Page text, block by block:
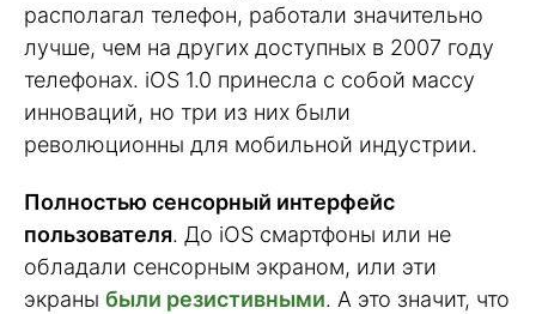
располагал телефон, работали значительно
лучше, чем на других доступных в 2007 году
телефонах. iOS 1.0 принесла с собой массу
инноваций, но три из них были
революционны для мобильной индустрии.
Полностью сенсорный интерфейс
пользователя. До iOS смартфоны или не
обладали сенсорным экраном, или эти
экраны были резистивными. А это значит, что